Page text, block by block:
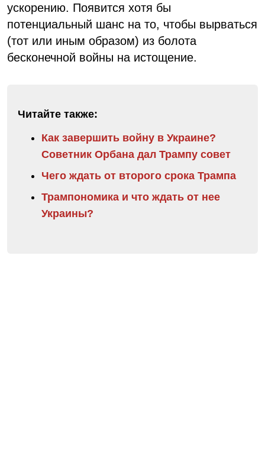
ускорению. Появится хотя бы
потенциальный шанс на то, чтобы вырваться
(тот или иным образом) из болота
бесконечной войны на истощение.
Читайте также:
Как завершить войну в Украине?
Советник Орбана дал Трампу совет
Чего ждать от второго срока Трампа
Трампономика и что ждать от нее
Украины?